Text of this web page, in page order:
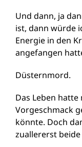
Und dann, ja
ist, dann würde
Energie in den
angefangen
Düsternmord.
Das Leben
Vorgeschmack
könnte. Doch
zuallererst beide